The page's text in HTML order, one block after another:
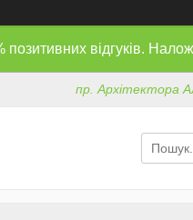
позитивних відгуків.
пр. Архітектора